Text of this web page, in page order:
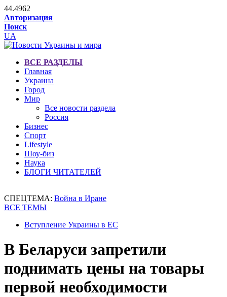
44.4962
Авторизация
Поиск
UA
ВСЕ РАЗДЕЛЫ
Главная
Украина
Город
Мир
Все новости раздела
Россия
Бизнес
Спорт
Lifestyle
Шоу-биз
Наука
БЛОГИ ЧИТАТЕЛЕЙ
СПЕЦТЕМА: Война в Иране
ВСЕ ТЕМЫ
Вступление Украины в ЕС
В Беларуси запретили
поднимать цены на товары
первой необходимости